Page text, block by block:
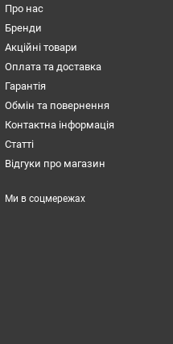
Про нас
Бренди
Акційні товари
Оплата та доставка
Гарантія
Обмін та повернення
Контактна інформація
Статті
Відгуки про магазин
Ми в соцмережах